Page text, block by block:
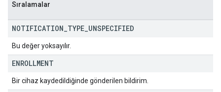
Sıralamalar
NOTIFICATION TYPE UNSPECIFIED
Bu değer yoksayılır.
ENROLLMENT
Bir cihaz kaydedildiğinde gönderilen bildirim.